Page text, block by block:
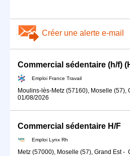
Créer une alerte e-mail
Commercial sédentaire (h/f)
Emploi France Travail
Moulins-lès-Metz (57160), Moselle (57),
01/08/2026
Commercial sédentaire H/F
Emploi Lynx Rh
Metz (57000), Moselle (57), Grand Est-